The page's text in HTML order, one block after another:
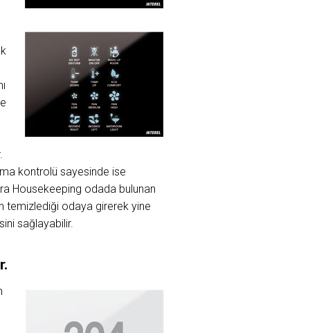
kontrolü sayesinde ise
Housekeeping odada bulunan
temizlediği odaya girerek yine
sağlayabilir.